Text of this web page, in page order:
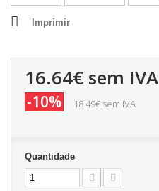
Imprimir
16.64€ sem IVA
-10% 18.49€sem IVA
Quantidade